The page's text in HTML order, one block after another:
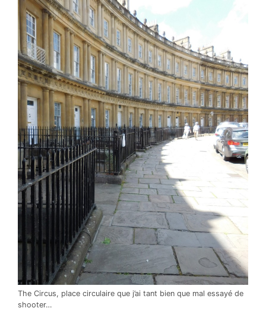
The Circus, place circulaire que j’ai tant bien que mal essayé de
shooter…